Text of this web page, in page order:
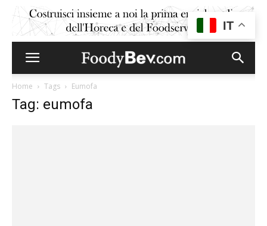
Home Tags Eumofa
Tag: eumofa
IT